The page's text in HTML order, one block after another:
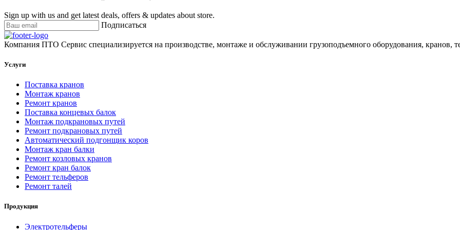
Sign up with us and get latest deals, offers & updates about store.
Подписаться
Компания ПТО Сервис специализируется на производстве, монтаже и обслуживании грузоподъемного оборудования, кранов,
Услуги
Поставка кранов
Монтаж кранов
Ремонт кранов
Поставка концевых балок
Монтаж подкрановых путей
Ремонт подкрановых путей
Автоматический подгонщик коров
Монтаж кран балки
Ремонт козловых кранов
Ремонт кран балок
Ремонт тельферов
Ремонт талей
Продукция
Электротельферы